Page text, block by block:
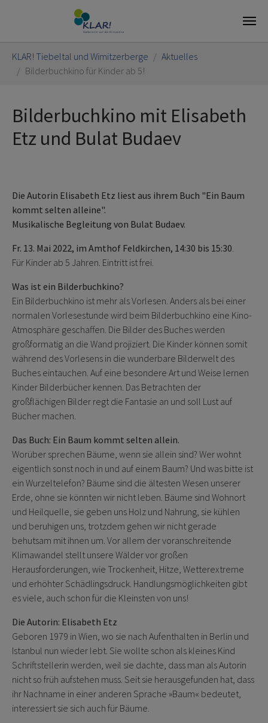
KLAR! Tiebeltal und Wimitzerberge
Aktuelles
Bilderbuchkino für Kinder ab 5!
Bilderbuchkino mit Elisabeth
Etz und Bulat Budaev
Die Autorin Elisabeth Etz liest aus ihrem Buch "Ein Baum
kommt selten alleine".
Musikalische Begleitung von Bulat Budaev.
Fr. 13. Mai 2022, im Amthof Feldkirchen, 14:30 bis 15:30.
Für Kinder ab 5 Jahren. Eintritt ist frei.
Was ist ein Bilderbuchkino?
Ein Bilderbuchkino ist mehr als Vorlesen. Anders als bei einer
normalen Vorlesestunde wird beim Bilderbuchkino eine Kino-
Atmosphäre geschaffen. Die Bilder des Buches werden
großformatig an die Wand projiziert. Die Kinder können somit
während des Vorlesens in die wunderbare Bilderwelt des
Buches eintauchen. Auf eine besondere Art und Weise lernen
Kinder Bilderbücher kennen. Das Betrachten der
großflächigen Bilder regt die Fantasie an und soll Lust auf
Bücher machen.
Das Buch: Ein Baum kommt selten allein.
Worüber sprechen Bäume, wenn sie allein sind? Wer wohnt
eigentlich sonst noch in und auf einem Baum? Und was bitte ist
ein Wurzeltelefon? Bäume sind die ältesten Wesen unserer
Erde, ohne sie könnten wir nicht leben. Bäume sind Wohnort
und Heilquelle, sie geben uns Holz und Nahrung, sie kühlen
und beruhigen uns, trotzdem gehen wir nicht gerade
behutsam mit ihnen um. Vor allem der voranschreitende
Klimawandel stellt unsere Wälder vor großen
Herausforderungen, wie Trockenheit, Hitze, Wetterextreme
und erhöhter Schädlingsdruck. Handlungsmöglichkeiten gibt
es viele, auch schon für die Kleinsten von uns!
Die Autorin: Elisabeth Etz
Geboren 1979 in Wien, wo sie nach Aufenthalten in Berlin und
Istanbul nun wieder lebt. Sie wollte schon als kleines Kind
Schriftstellerin werden, weil sie dachte, dass man als Autorin
nicht so früh aufstehen muss. Seit sie herausgefunden hat, dass
ihr Nachname in einer anderen Sprache »Baum« bedeutet,
interessiert sie sich auch für Bäume.